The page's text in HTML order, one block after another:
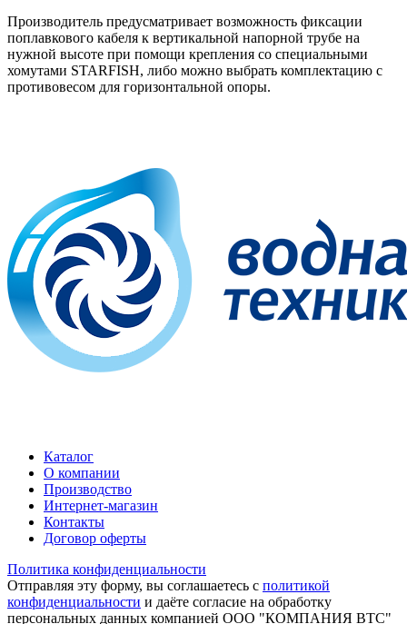
Производитель предусматривает возможность фиксации
поплавкового кабеля к вертикальной напорной трубе на
нужной высоте при помощи крепления со специальными
хомутами STARFISH, либо можно выбрать комплектацию с
противовесом для горизонтальной опоры.
Каталог
О компании
Производство
Интернет-магазин
Контакты
Договор оферты
Политика конфиденциальности
Отправляя эту форму, вы соглашаетесь с политикой
конфиденциальности и даёте согласие на обработку
персональных данных компанией ООО "КОМПАНИЯ ВТС"